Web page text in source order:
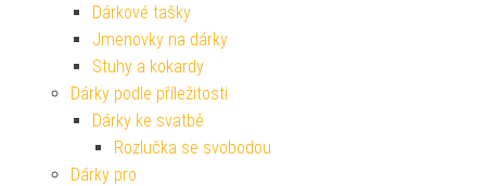
Dárkové tašky
Jmenovky na dárky
Stuhy a kokardy
Dárky podle příležitosti
Dárky ke svatbě
Rozlučka se svobodou
Dárky pro